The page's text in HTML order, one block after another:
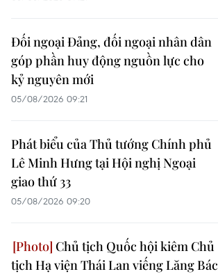
Đối ngoại Đảng, đối ngoại nhân dân
góp phần huy động nguồn lực cho
kỷ nguyên mới
05/08/2026 09:21
Phát biểu của Thủ tướng Chính phủ
Lê Minh Hưng tại Hội nghị Ngoại
giao thứ 33
05/08/2026 09:20
Chủ tịch Quốc hội kiêm Chủ
tịch Hạ viện Thái Lan viếng Lăng Bác